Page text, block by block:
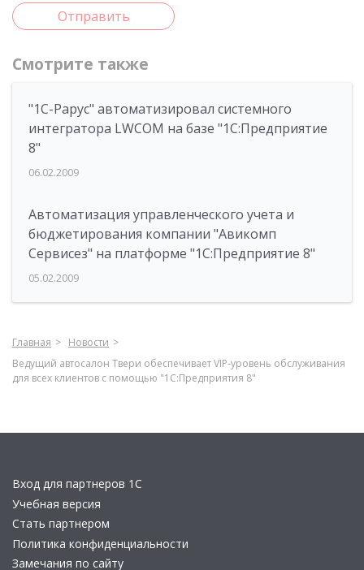
Отправить
Смотрите также
"1С-Рарус" автоматизировал системного
интегратора LWCOM на базе "1С:Предприятие
8"
06.02.2009
Автоматизация управленческого учета и
бюджетирования компании "Авикомп
Сервисез" на платформе "1С:Предприятие 8"
05.02.2009
Главная
Новости
Ведущий автосалон Твери обеспечивает VIP-уровень обслуживания
для всех клиентов с помощью "1С:Предприятия 8"
Вход для партнеров 1С
Учебная версия
Стать партнером
Политика конфиденциальности
Замечания по сайту